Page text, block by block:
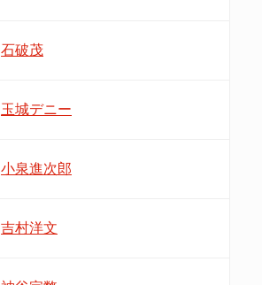
石破茂
玉城デニー
小泉進次郎
吉村洋文